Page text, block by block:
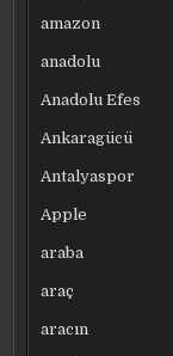
amazon
anadolu
Anadolu Efes
Ankaragücü
Antalyaspor
Apple
araba
araç
aracın